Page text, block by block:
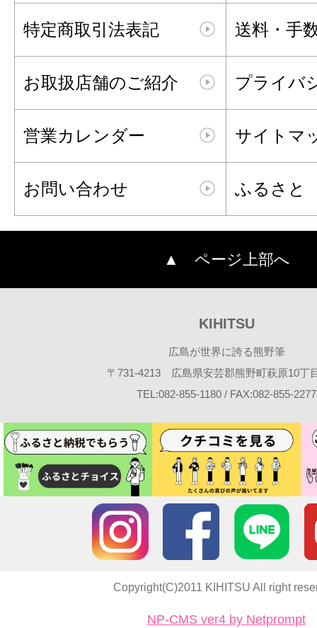
特定商取引法表記 送料・手
お取扱店舗のご紹介 プライバ
営業カレンダー サイトマ
お問い合わせ ふるさと
▲ ページ上部へ
KIHITSU
広島が世界に誇る熊野筆
〒731-4213 広島県安芸郡熊野町萩原10丁
TEL:082-855-1180 / FAX:082-855-2277
Copyright(C)2011 KIHITSU All right
NP-CMS ver4 by Netprompt